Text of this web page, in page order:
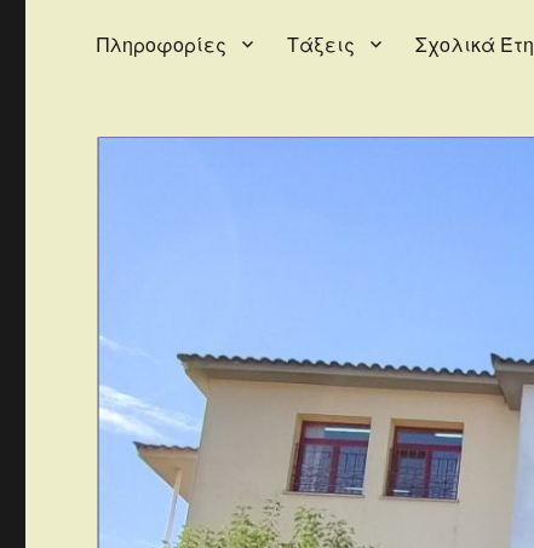
Πληροφορίες Τάξεις Σχολικά Έτη